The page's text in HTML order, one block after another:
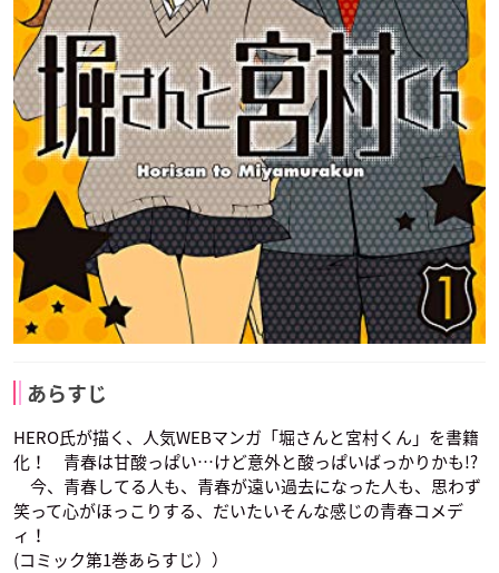
あらすじ
HERO氏が描く、人気WEBマンガ「堀さんと宮村くん」を書籍
化！ 青春は甘酸っぱい…けど意外と酸っぱいばっかりかも!?
今、青春してる人も、青春が遠い過去になった人も、思わず
笑って心がほっこりする、だいたいそんな感じの青春コメデ
ィ！
(コミック第1巻あらすじ））